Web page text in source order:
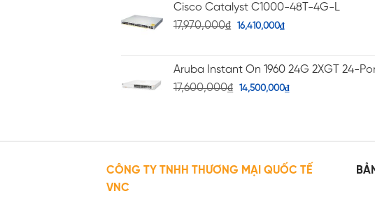
Cisco Catalyst C1000-48T-4G-L
17,970,000₫ 16,410,000₫
Aruba Instant On 1960 24G 2XGT 24-
17,600,000₫ 14,500,000₫
CÔNG TY TNHH THƯƠNG MẠI QUỐC TẾ
VNC